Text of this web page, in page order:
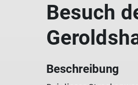
Besuch
Beschreibung